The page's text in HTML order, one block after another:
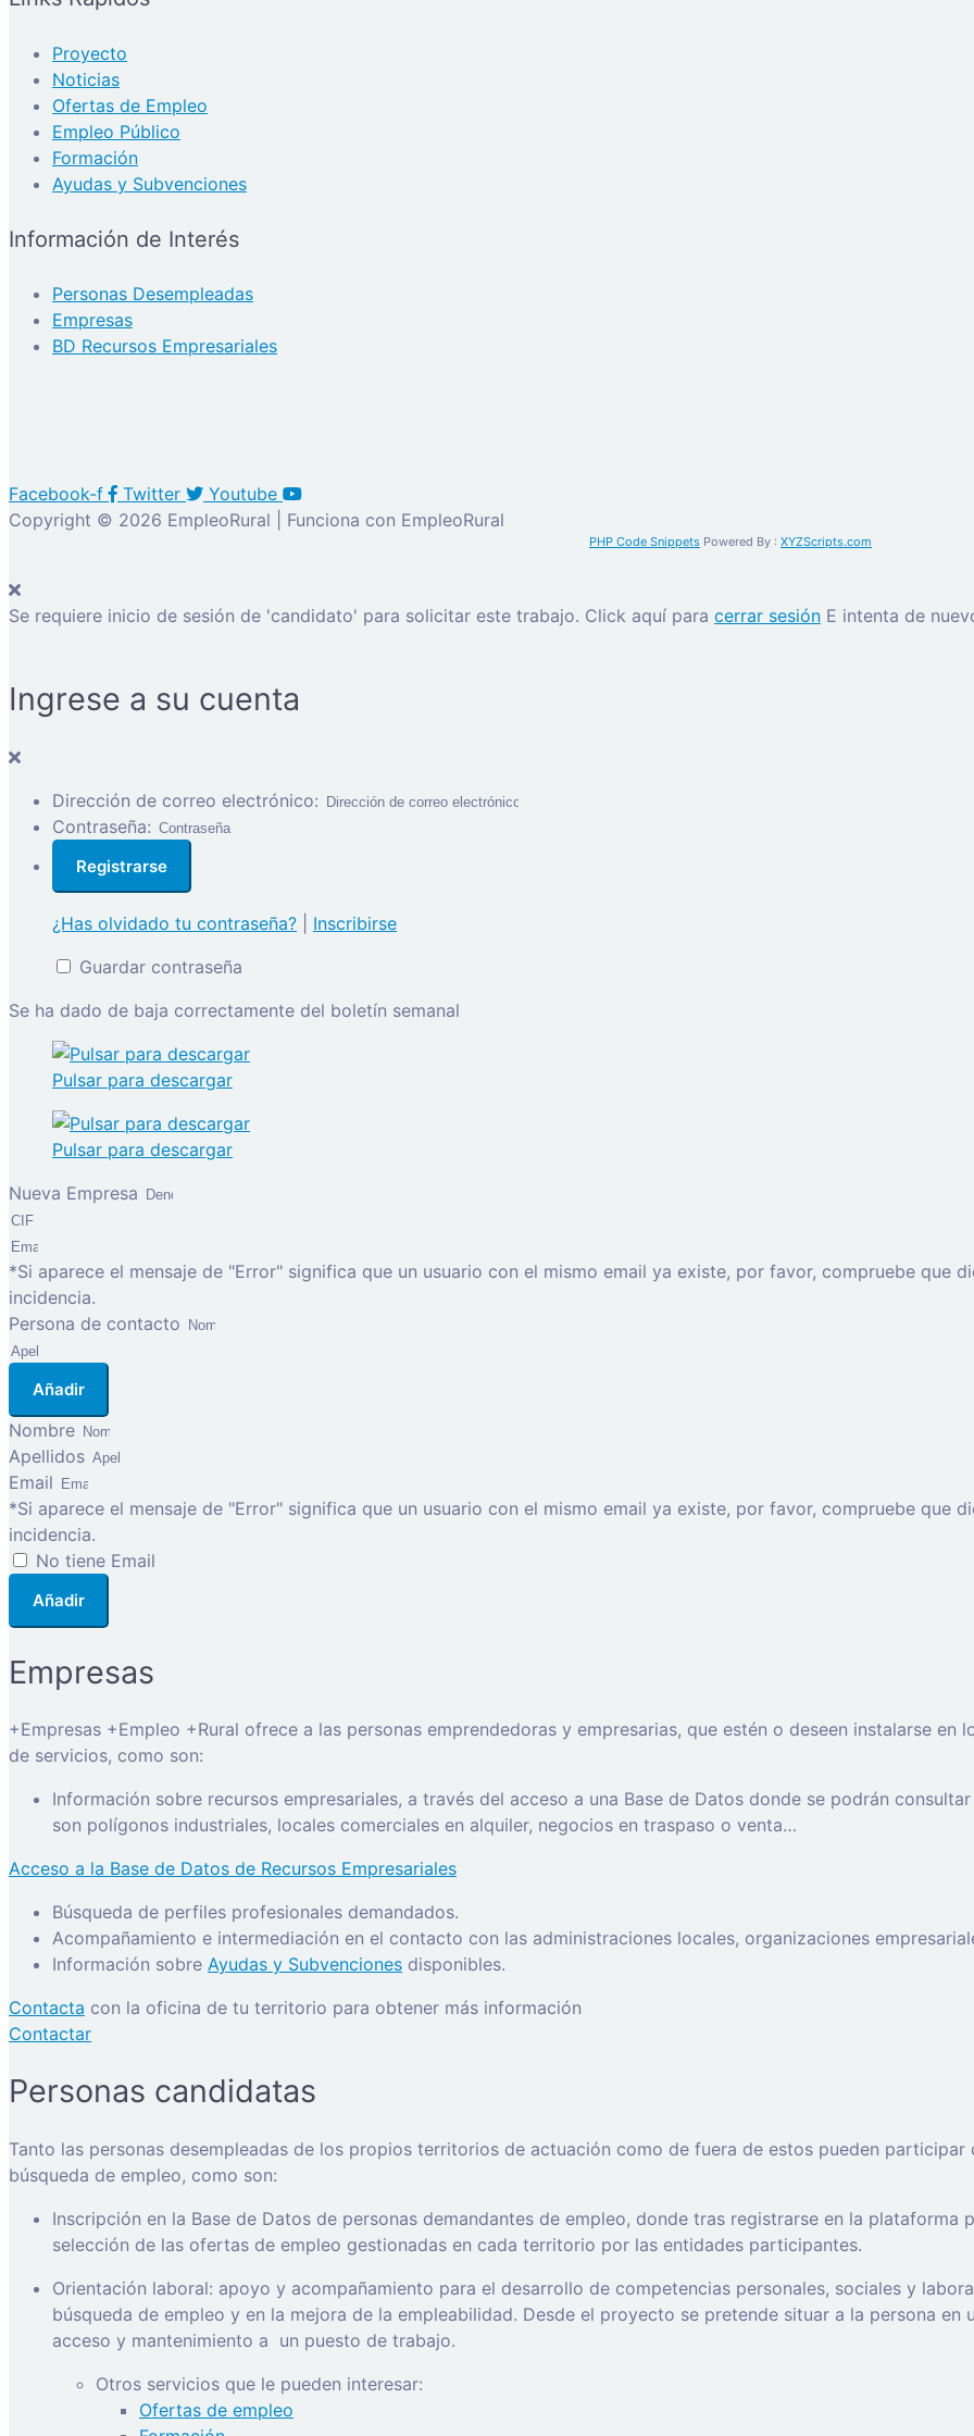
Proyecto
Noticias
Ofertas de Empleo
Empleo Público
Formación
Ayudas y Subvenciones
Información de Interés
Personas Desempleadas
Empresas
BD Recursos Empresariales
Facebook-f Twitter
Youtube
Copyright © 2026 EmpleoRural | Funciona con EmpleoRural
PHP Code Snippets Powered By : XYZScripts.com
Se requiere inicio de sesión de 'candidato' para solicitar este trabajo. Click aquí para cerrar sesión E intenta de
Ingrese a su cuenta
Dirección de correo electrónico:
Contraseña:
¿Has olvidado tu contraseña?
Inscribirse
Guardar contraseña
Se ha dado de baja correctamente del boletín semanal
Pulsar para descargar
Pulsar para descargar
Nueva Empresa
*Si aparece el mensaje de "Error" significa que un usuario con el mismo email ya existe, por favor, compruebe que
incidencia.
Persona de contacto
Añadir
Nombre
Apellidos
Email
*Si aparece el mensaje de "Error" significa que un usuario con el mismo email ya existe, por favor, compruebe que
incidencia.
No tiene Email
Añadir
Empresas
+Empresas +Empleo +Rural ofrece a las personas emprendedoras y empresarias, que estén o deseen instalarse
de servicios, como son:
Información sobre recursos empresariales, a través del acceso a una Base de Datos donde se podrán
son polígonos industriales, locales comerciales en alquiler, negocios en traspaso o venta…
Acceso a la Base de Datos de Recursos Empresariales
Búsqueda de perfiles profesionales demandados.
Acompañamiento e intermediación en el contacto con las administraciones locales, organizaciones
Información sobre Ayudas y Subvenciones disponibles.
Contacta con la oficina de tu territorio para obtener más información
Contactar
Personas candidatas
Tanto las personas desempleadas de los propios territorios de actuación como de fuera de estos pueden
búsqueda de empleo, como son:
Inscripción en la Base de Datos de personas demandantes de empleo, donde tras registrarse en la
selección de las ofertas de empleo gestionadas en cada territorio por las entidades participantes.
Orientación laboral: apoyo y acompañamiento para el desarrollo de competencias personales, sociales y
búsqueda de empleo y en la mejora de la empleabilidad. Desde el proyecto se pretende situar a la persona
acceso y mantenimiento a un puesto de trabajo.
Otros servicios que le pueden interesar:
Ofertas de empleo